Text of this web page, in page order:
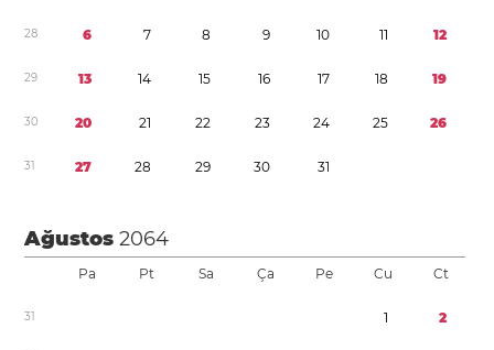
28 6 7 8 9 10 11 12
29 13 14 15 16 17 18 19
30 20 21 22 23 24 25 26
31 27 28 29 30 31
Ağustos2064
Pa Pt Sa Ça Pe Cu Ct
31 1 2